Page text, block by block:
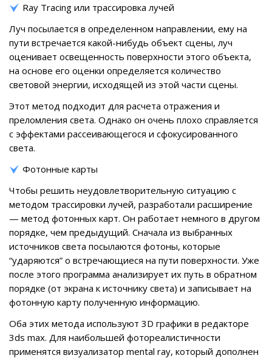
Ray Tracing или трассировка лучей
Луч посылается в определенном направлении, ему на
пути встречается какой-нибудь объект сцены, луч
оценивает освещенность поверхности этого объекта,
на основе его оценки определяется количество
световой энергии, исходящей из этой части сцены.
Этот метод подходит для расчета отражения и
преломления света. Однако он очень плохо справляется
с эффектами рассеивающегося и сфокусированного
света.
Фотонные карты
Чтобы решить неудовлетворительную ситуацию с
методом трассировки лучей, разработали расширение
— метод фотонных карт. Он работает немного в другом
порядке, чем предыдущий. Сначала из выбранных
источников света посылаются фотоны, которые
“ударяются” о встречающиеся на пути поверхности. Уже
после этого программа анализирует их путь в обратном
порядке (от экрана к источнику света) и записывает на
фотонную карту полученную информацию.
Оба этих метода используют 3D графики в редакторе
3ds max. Для наибольшей фотореалистичности
применятся визуализатор mental ray, который дополнен